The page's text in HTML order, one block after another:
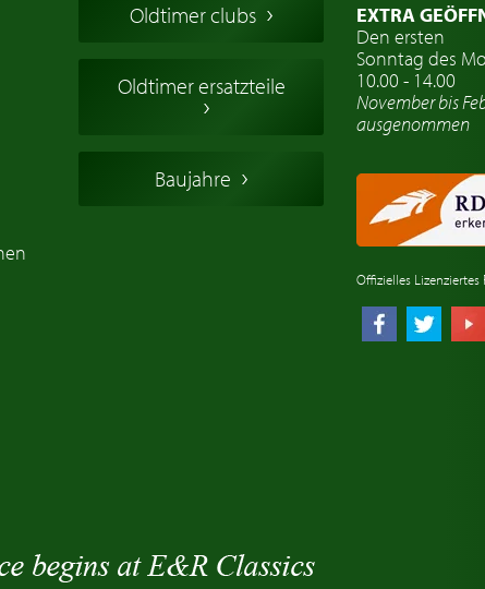
Oldtimer clubs
Oldtimer ersatzteile
Baujahre
EXTRA
Den ersten
Sonntag des
10.00 - 14.00
November bis
ausgenommen
Offizielles Lizenziertes